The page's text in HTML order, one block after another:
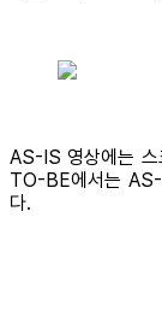
AS-IS 영상에는 스
TO-BE에서는 AS-
다.